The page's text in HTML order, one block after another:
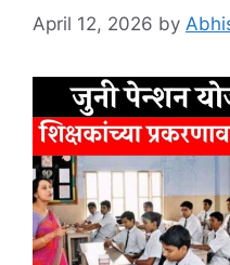
April 12, 2026 by